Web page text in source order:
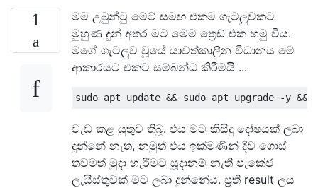
1
මම උබුන්ටු මේට් සමඟ එකම ගැටලුවකට
මුහුණ දුන් අතර මට මෙම ත්‍රෙඩ් එක හමු විය.
මගේ ගැටලුව වූයේ යාවත්කාලීන විධානය මේ
ආකාරයට එකට සම්බන්ධ කිරීමයි ...
වැඩ කළ යුතුව තිබූ. එය මට කිසිදු දෝෂයක් ලබා
දුන්නේ නැත, නමුත් එය ඉක්මණින් දිව ගොස්
තවමත් මුදා හැරීමට සූදානම් නැති පැකේජ
ලැයිස්තුවක් මට ලබා දුන්නේය. ප්‍රති result ලය